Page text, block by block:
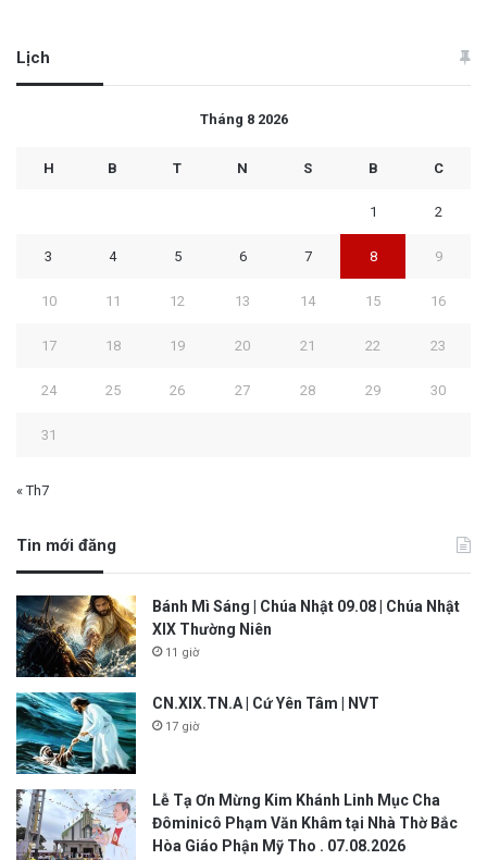
Lịch
Tháng 8 2026
H B T N S B C
1 2
3 4 5 6 7 8 9
10 11 12 13 14 15 16
17 18 19 20 21 22 23
24 25 26 27 28 29 30
31
« Th7
Tin mới đăng
Bánh Mì Sáng | Chúa Nhật 09.08 | Chúa Nhật
XIX Thường Niên
11 giờ
CN.XIX.TN.A | Cứ Yên Tâm | NVT
17 giờ
Lễ Tạ Ơn Mừng Kim Khánh Linh Mục Cha
Đôminicô Phạm Văn Khâm tại Nhà Thờ Bắc
Hòa Giáo Phận Mỹ Tho . 07.08.2026